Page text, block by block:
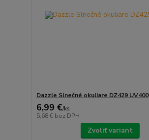
Dazzle Slnečné okuliare DZ429 UV400
6,99 €/ks
5,68 € bez DPH
Zvoliť variant